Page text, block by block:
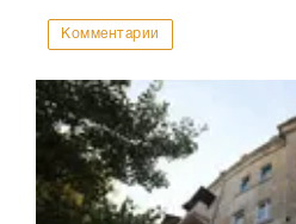
Комментарии